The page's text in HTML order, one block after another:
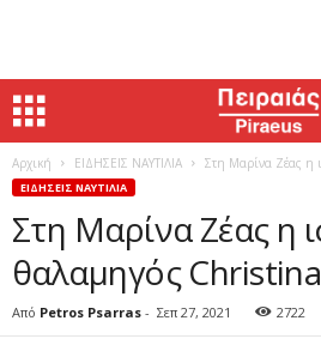
Αρχική ΕΙΔΗΣΕΙΣ ΝΑΥΤΙΛΙΑ Στη Μαρίνα Ζέας η
ΕΙΔΗΣΕΙΣ ΝΑΥΤΙΛΙΑ
Στη Μαρίνα Ζέας η
θαλαμηγός
Από Petros Psarras - Σεπ 27, 2021 2722